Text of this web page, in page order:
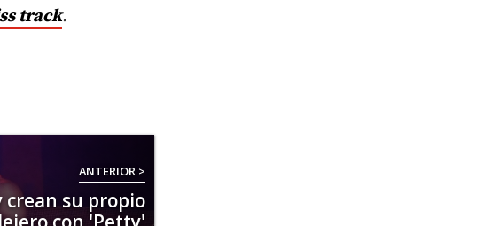
track.
ANTERIOR >
crean su propio